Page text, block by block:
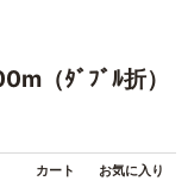
（ﾀﾞﾌﾞﾙ折）
カート お気に入り